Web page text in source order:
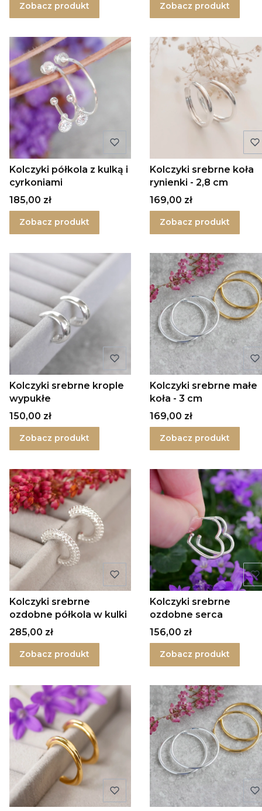
Zobacz produkt Zobacz produkt
Kolczyki półkola z kulką i
cyrkoniami
Cena
185,00 zł
Zobacz produkt
Kolczyki srebrne koła
rynienki - 2,8 cm
Cena
169,00 zł
Zobacz produkt
Kolczyki srebrne krople
wypukłe
Cena
150,00 zł
Zobacz produkt
Kolczyki srebrne małe
koła - 3 cm
Cena
169,00 zł
Zobacz produkt
Kolczyki srebrne
ozdobne półkola w kulki
Cena
285,00 zł
Zobacz produkt
Kolczyki srebrne
ozdobne serca
Cena
156,00 zł
Zobacz produkt